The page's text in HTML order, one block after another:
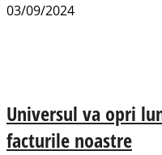
03/09/2024
Universul va opri
facturile noastre